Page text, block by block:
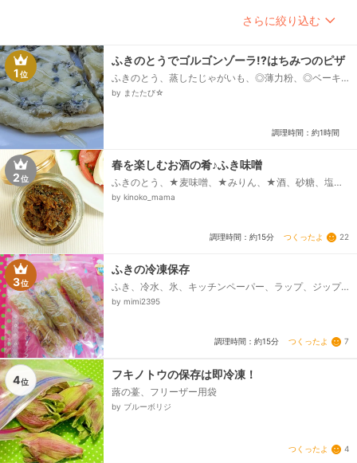
さらに絞り込む
1位
ふきのとうでゴルゴンゾーラ!?はちみつのピザ
ふきのとう、蒸したじゃがいも、◎薄力粉、◎ベーキン
グパウダー、◎砂糖、◎塩、◎オリーブオイル、☆木綿
by またたび☆
調理時間：約1時間
2位
春を楽しむお酒の肴♪ふき味噌
ふきのとう、★麦味噌、★みりん、★酒、砂糖、塩、
サラダ油
by kinoko_mama
調理時間：約15分 つくったよ 22
3位
ふきの冷凍保存
ふき、冷水、氷、キッチンペーパー、ラップ、ジップ
ロック、タンサン、塩
by mimi2395
調理時間：約15分 つくったよ 7
4位
フキノトウの保存は即冷凍！
蕗の薹、フリーザー用袋
by ブルーボリジ
つくったよ 4